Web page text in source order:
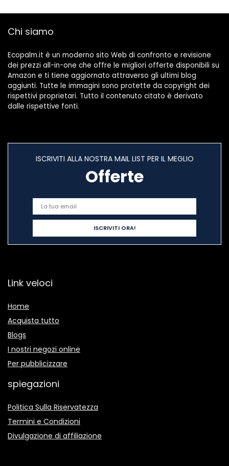
Chi siamo
Ecopalm.it è un moderno sito Web di confronto e revisione
dei prezzi all-in-one che offre le migliori offerte disponibili su
Amazon e ti tiene aggiornato attraverso gli ultimi blog
aggiunti. Tutte le immagini sono protette da copyright dei
rispettivi proprietari. Tutto il contenuto citato è derivato
dalle rispettive fonti.
ISCRIVITI ALLA NOSTRA MAIL LIST PER IL MEGLIO
Offerte
Link veloci
Home
Acquista tutto
Blogs
I nostri negozi online
Per pubblicizzare
spiegazioni
Politica Sulla Riservatezza
Termini e Condizioni
Divulgazione di affiliazione